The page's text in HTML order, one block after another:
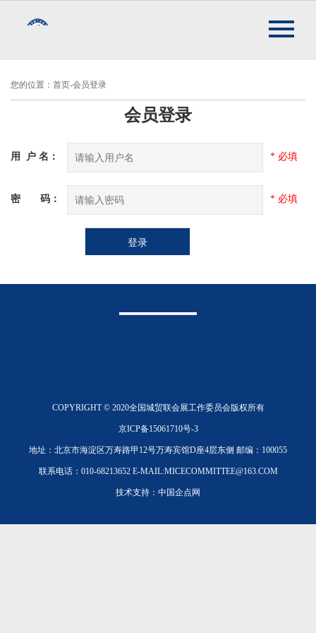
您的位置：首页-会员登录
会员登录
用 户 名： * 必填
密 码： * 必填
COPYRIGHT © 2020全国城贸联会展工作委员会版权所有
京ICP备15061710号-3
地址：北京市海淀区万寿路甲12号万寿宾馆D座4层东侧 邮编：100055
联系电话：010-68213652 E-MAIL:MICECOMMITTEE@163.COM
技术支持：中国企点网